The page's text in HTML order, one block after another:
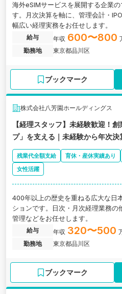
海外eSIMサービスを展開する企業
す。月次決算を軸に、管理会計・
幅広い経理実務をお任せします。
給与 年収 600〜800
勤務地
東京都品川区
ブックマーク
株式会社八芳園ホールディングス
【経理スタッフ】未経験歓迎！
プ」を支える｜未経験から年次
残業代全額支給 育休・産休実績あり
女性活躍
400年以上の歴史を重ねる広大な日
ションです。日次・月次経理業務
管理などをお任せします。
給与 年収 320〜500
勤務地
東京都品川区
ブックマーク